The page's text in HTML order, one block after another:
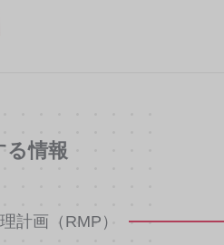
る情報
計画（RMP）